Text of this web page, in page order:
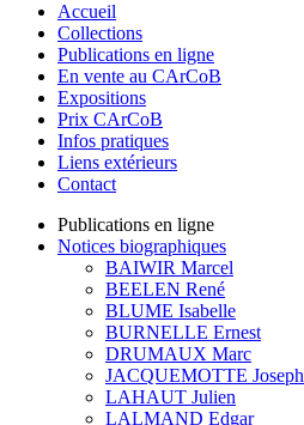
Accueil
Collections
Publications en ligne
En vente au CArCoB
Expositions
Prix CArCoB
Infos pratiques
Liens extérieurs
Contact
Publications en ligne
Notices biographiques
BAIWIR Marcel
BEELEN René
BLUME Isabelle
BURNELLE Ernest
DRUMAUX Marc
JACQUEMOTTE Joseph
LAHAUT Julien
LALMAND Edgar